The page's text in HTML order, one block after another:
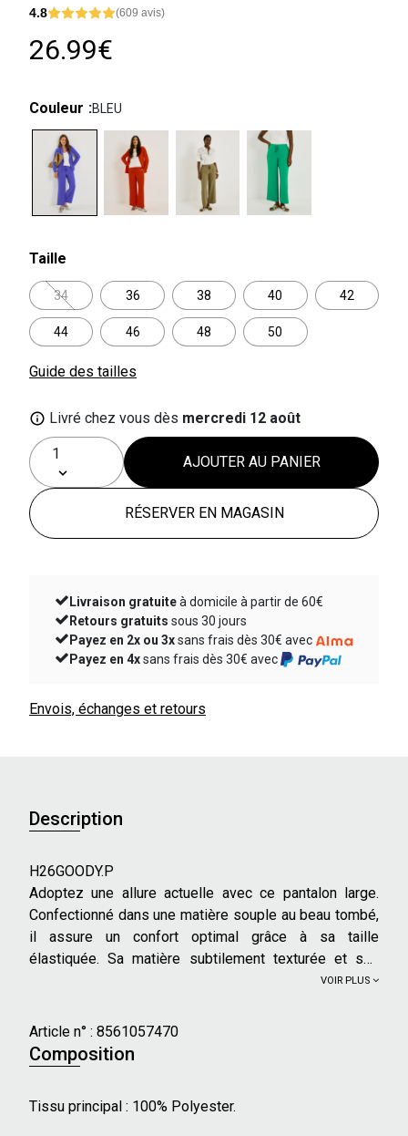
4.8 (609 avis)
26.99€
Couleur BLEU
Taille
34 36 38 40 42
44 46 48 50
Guide des tailles
Livré chez vous dès mercredi 12 août
AJOUTER AU PANIER
RÉSERVER EN MAGASIN
Livraison gratuite
à domicile à partir de 60€
Retours gratuits
sous 30 jours
Payez en 2x ou 3x
sans frais dès 30€ avec
Payez en 4x
sans frais dès 30€ avec
Envois, échanges et retours
Description
H26GOODY.P
Adoptez une allure actuelle avec ce pantalon large.
Confectionné dans une matière souple au beau tombé,
il assure un confort optimal grâce à sa taille
élastiquée. Sa matière subtilement texturée et son
cordon de serrage orné de pompons apportent une
coupe selon vos envies.
Caractéristiques principales :
- Longueur : Raccourcie
VOIR PLUS
Article n° : 8561057470
Composition
Tissu principal : 100% Polyester.